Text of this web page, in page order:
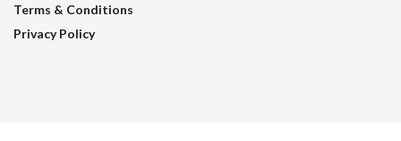
Terms & Conditions
Privacy Policy